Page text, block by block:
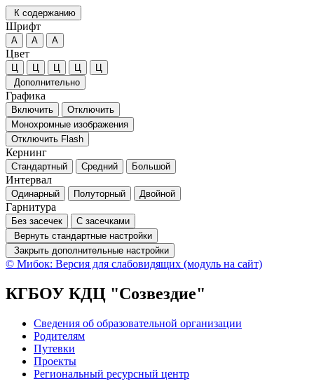
К содержанию
Шрифт
А А А
Цвет
Ц Ц Ц Ц
Ц
Дополнительно
Графика
Включить
Отключить
Монохромные изображения
Отключить Flash
Кернинг
Стандартный Средний Большой
Интервал
Одинарный Полуторный Двойной
Гарнитура
Без засечек
С засечками
Вернуть стандартные настройки
Закрыть дополнительные настройки
© Мибок: Версия для слабовидящих (модуль на сайт)
КГБОУ КДЦ "Созвездие"
Сведения об образовательной организации
Родителям
Путевки
Проекты
Региональный ресурсный центр